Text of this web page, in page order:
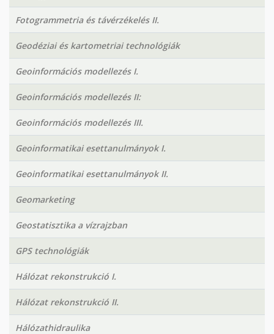
Fotogrammetria és távérzékelés II.
Geodéziai és kartometriai technológiák
Geoinformációs modellezés I.
Geoinformációs modellezés II:
Geoinformációs modellezés III.
Geoinformatikai esettanulmányok I.
Geoinformatikai esettanulmányok II.
Geomarketing
Geostatisztika a vízrajzban
GPS technológiák
Hálózat rekonstrukció I.
Hálózat rekonstrukció II.
Hálózathidraulika